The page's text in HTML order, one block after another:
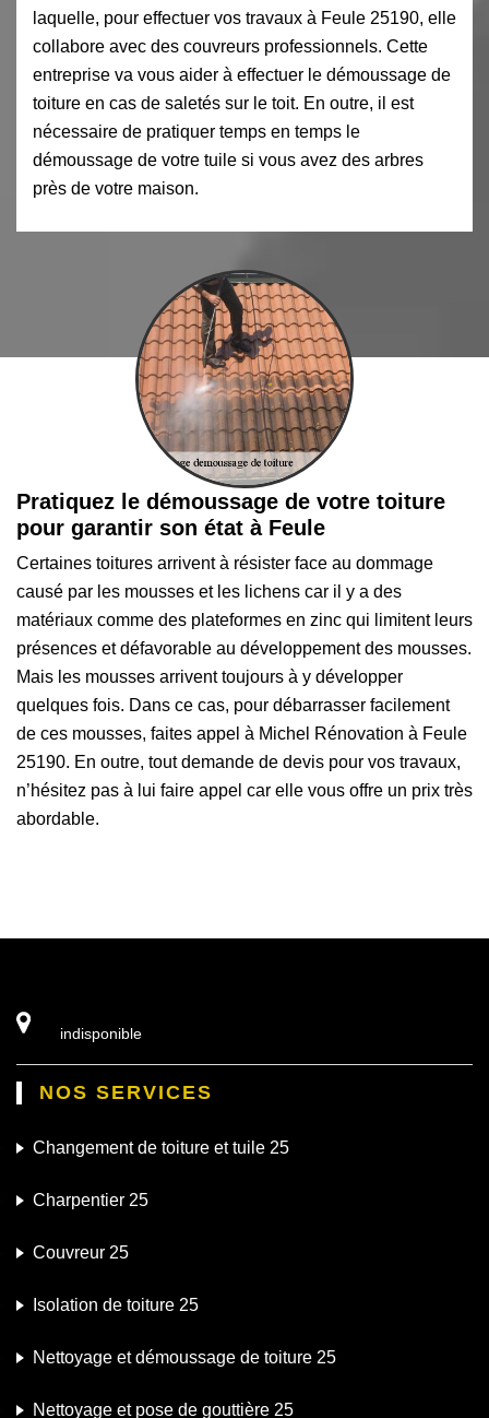
laquelle, pour effectuer vos travaux à Feule 25190, elle
collabore avec des couvreurs professionnels. Cette
entreprise va vous aider à effectuer le démoussage de
toiture en cas de saletés sur le toit. En outre, il est
nécessaire de pratiquer temps en temps le
démoussage de votre tuile si vous avez des arbres
près de votre maison.
Pratiquez le démoussage de votre toiture
pour garantir son état à Feule
Certaines toitures arrivent à résister face au dommage
causé par les mousses et les lichens car il y a des
matériaux comme des plateformes en zinc qui limitent leurs
présences et défavorable au développement des mousses.
Mais les mousses arrivent toujours à y développer
quelques fois. Dans ce cas, pour débarrasser facilement
de ces mousses, faites appel à Michel Rénovation à Feule
25190. En outre, tout demande de devis pour vos travaux,
n’hésitez pas à lui faire appel car elle vous offre un prix très
abordable.
indisponible
NOS SERVICES
Changement de toiture et tuile 25
Charpentier 25
Couvreur 25
Isolation de toiture 25
Nettoyage et démoussage de toiture 25
Nettoyage et pose de gouttière 25